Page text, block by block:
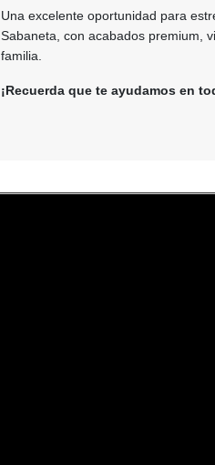
Una excelente oportunidad para
Sabaneta, con acabados premium,
familia.
¡Recuerda que te ayudamos en